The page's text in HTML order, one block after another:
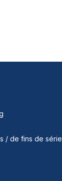
/ de fins de série